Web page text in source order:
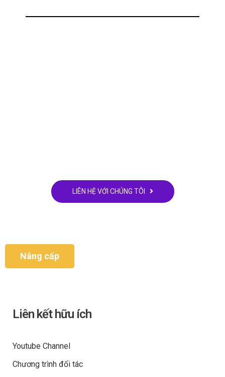
LIÊN HỆ VỚI CHÚNG TÔI
Nâng cấp
Liên kết hữu ích
Youtube Channel
Chương trình đối tác